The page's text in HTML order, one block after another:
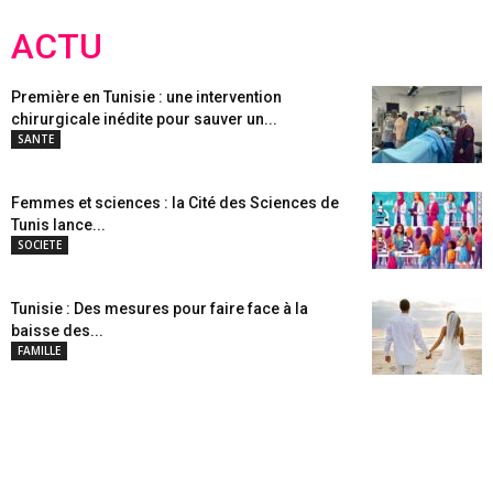
ACTU
Première en Tunisie : une intervention
chirurgicale inédite pour sauver un...
SANTE
Femmes et sciences : la Cité des Sciences de
Tunis lance...
SOCIETE
Tunisie : Des mesures pour faire face à la
baisse des...
FAMILLE